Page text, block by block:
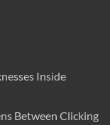
Inside
Between Clicking